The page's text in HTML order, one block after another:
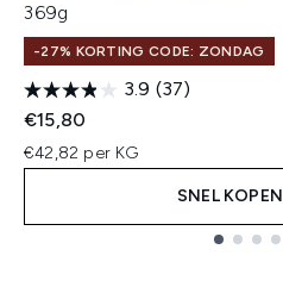
369g
-27% KORTING CODE: ZONDAG
3.9 (37)
€15,80
€42,82 per KG
SNEL KOPEN